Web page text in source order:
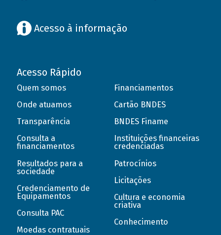
Acesso à informação
Acesso Rápido
Quem somos
Onde atuamos
Transparência
Consulta a
financiamentos
Resultados para a
sociedade
Credenciamento de
Equipamentos
Consulta PAC
Moedas contratuais
Financiamentos
Cartão BNDES
BNDES Finame
Instituições financeiras
credenciadas
Patrocínios
Licitações
Cultura e economia
criativa
Conhecimento